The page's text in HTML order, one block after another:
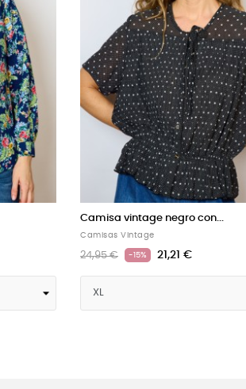
Camisa vintage amarillo...
Camisas Vintage
24,95 € -15% 21,21 €